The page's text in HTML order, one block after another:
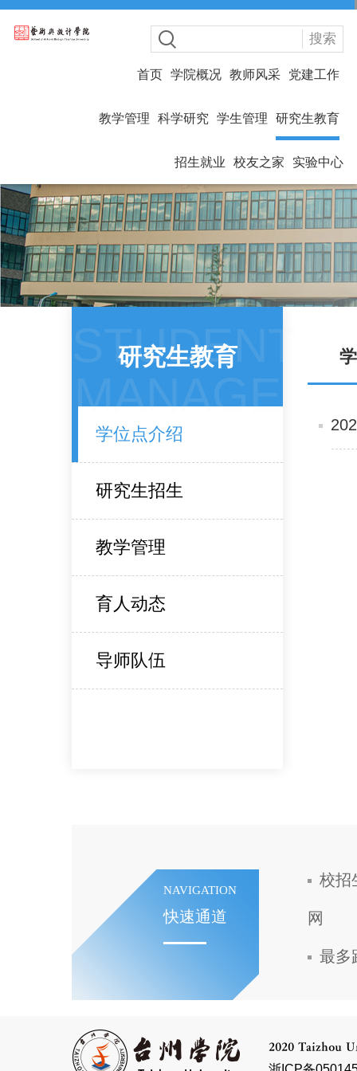
搜索
首页 学院概况 教师风采 党建工作
教学管理 科学研究 学生管理 研究生教育
招生就业 校友之家 实验中心
研究生教育
STUDENT
MANAGE
学位点介绍
研究生招生
教学管理
育人动态
导师队伍
NAVIGATION
快速通道
校招
网
最多
2020 Taizhou